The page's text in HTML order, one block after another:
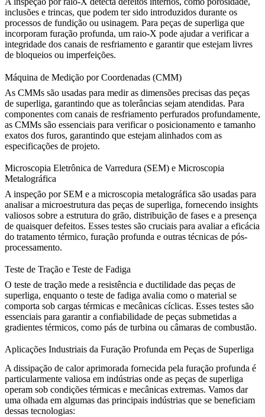
inclusões e trincas, que podem ter sido introduzidos durante os
processos de fundição ou usinagem. Para peças de superliga que
incorporam furação profunda, um raio-X pode ajudar a verificar a
integridade dos canais de resfriamento e garantir que estejam livres
de bloqueios ou imperfeições.
Máquina de Medição por Coordenadas (CMM)
As CMMs são usadas para medir as dimensões precisas das peças
de superliga, garantindo que as tolerâncias sejam atendidas. Para
componentes com canais de resfriamento perfurados profundamente,
as CMMs são essenciais para verificar o posicionamento e tamanho
exatos dos furos, garantindo que estejam alinhados com as
especificações de projeto.
Microscopia Eletrônica de Varredura (SEM) e Microscopia
Metalográfica
A inspeção por SEM e a microscopia metalográfica são usadas para
analisar a microestrutura das peças de superliga, fornecendo insights
valiosos sobre a estrutura do grão, distribuição de fases e a presença
de quaisquer defeitos. Esses testes são cruciais para avaliar a eficácia
do tratamento térmico, furação profunda e outras técnicas de pós-
processamento.
Teste de Tração e Teste de Fadiga
O teste de tração mede a resistência e ductilidade das peças de
superliga, enquanto o teste de fadiga avalia como o material se
comporta sob cargas térmicas e mecânicas cíclicas. Esses testes são
essenciais para garantir a confiabilidade de peças submetidas a
gradientes térmicos, como pás de turbina ou câmaras de combustão.
Aplicações Industriais da Furação Profunda em Peças de Superliga
A dissipação de calor aprimorada fornecida pela furação profunda é
particularmente valiosa em indústrias onde as peças de superliga
operam sob condições térmicas e mecânicas extremas. Vamos dar
uma olhada em algumas das principais indústrias que se beneficiam
dessas tecnologias: